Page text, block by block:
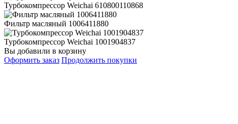
Турбокомпрессор Weichai 610800110868
Фильтр масляный 1006411880
Турбокомпрессор Weichai 1001904837
Вы добавили в корзину
Оформить заказ Продолжить покупки